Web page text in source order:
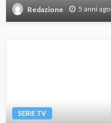
Redazione 5 anni ago
SERIE TV